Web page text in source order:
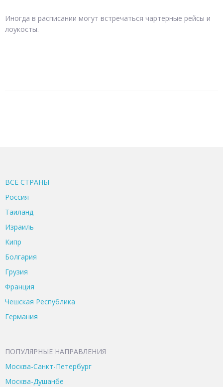
Иногда в расписании могут встречаться чартерные рейсы и
лоукосты.
ВСЕ CТРАНЫ
Россия
Таиланд
Израиль
Кипр
Болгария
Грузия
Франция
Чешская Республика
Германия
ПОПУЛЯРНЫЕ НАПРАВЛЕНИЯ
Москва-Санкт-Петербург
Москва-Душанбе